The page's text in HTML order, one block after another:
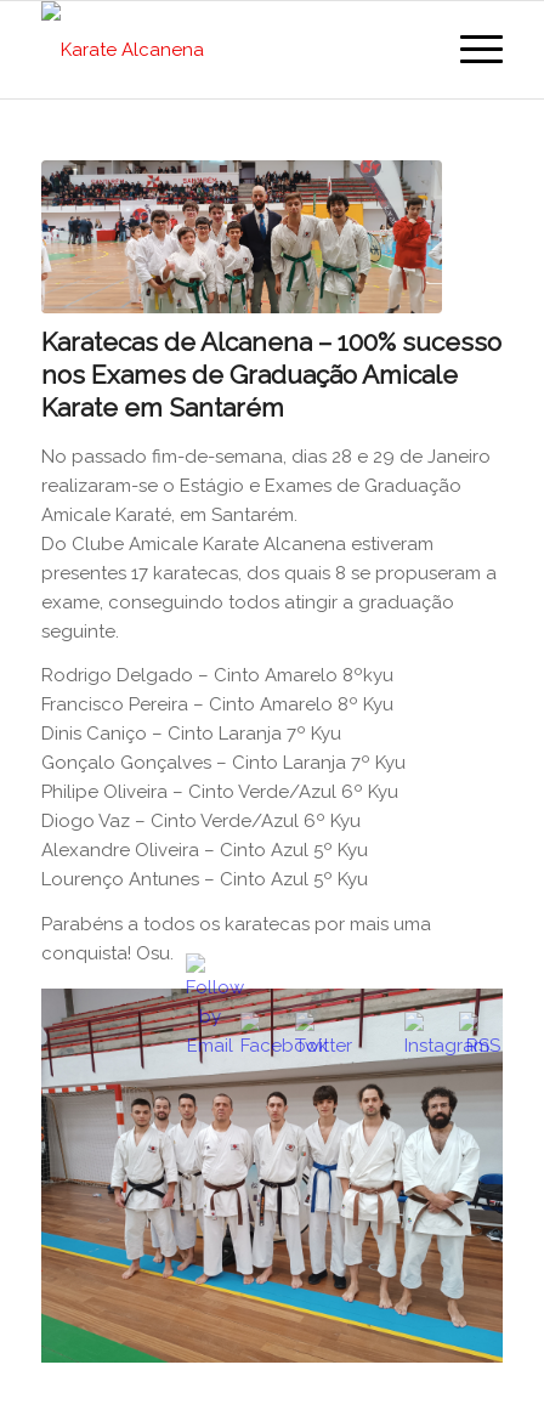
Karatecas de Alcanena – 100% sucesso
nos Exames de Graduação Amicale
Karate em Santarém
No passado fim-de-semana, dias 28 e 29 de Janeiro
realizaram-se o Estágio e Exames de Graduação
Amicale Karaté, em Santarém.
Do Clube Amicale Karate Alcanenaestiveram
presentes 17 karatecas, dos quais 8 se propuseram a
exame, conseguindo todos atingir a graduação
seguinte.
Rodrigo Delgado – Cinto Amarelo 8ºkyu
Francisco Pereira – Cinto Amarelo 8º Kyu
Dinis Caniço – Cinto Laranja 7º Kyu
Gonçalo Gonçalves – Cinto Laranja 7º Kyu
Philipe Oliveira – Cinto Verde/Azul 6º Kyu
Diogo Vaz – Cinto Verde/Azul 6º Kyu
Alexandre Oliveira – Cinto Azul 5º Kyu
Lourenço Antunes – Cinto Azul 5º Kyu
Parabénsa todos os karatecas por mais uma
conquista! Osu.